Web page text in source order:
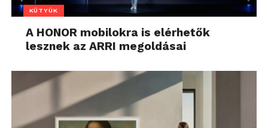
KÜTYÜK
A HONOR mobilokra is elérhetők
lesznek az ARRI megoldásai